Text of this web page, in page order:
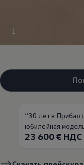
1
‘’30 лет в
юбилейная
23 600 € НДС